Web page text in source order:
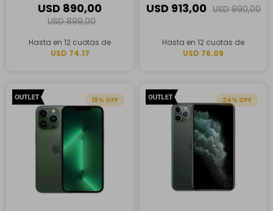
USD 890,00
USD 899,00
Hasta en 12 cuotas de
USD 74.17
USD 913,00 USD 990,00
Hasta en 12 cuotas de
USD 76.09
19 24